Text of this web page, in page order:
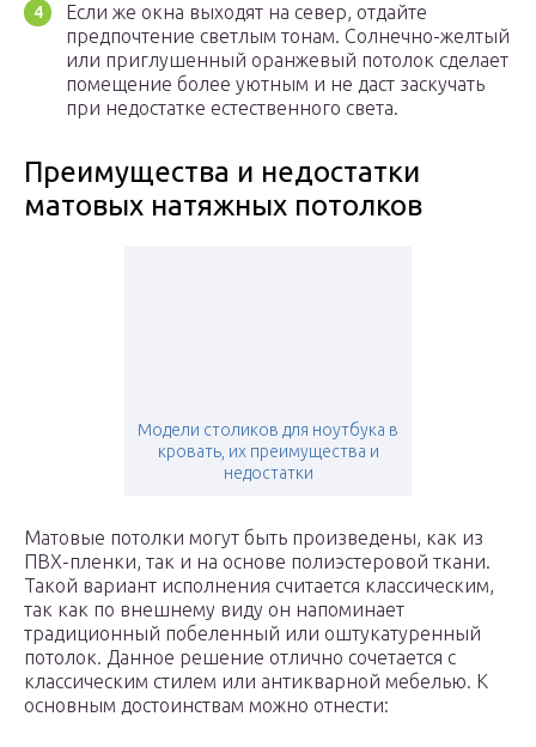
Если же окна выходят на север, отдайте
предпочтение светлым тонам. Солнечно-желтый
или приглушенный оранжевый потолок сделает
помещение более уютным и не даст заскучать
при недостатке естественного света.
Преимущества и недостатки
матовых натяжных потолков
Модели столиков для ноутбука в
кровать, их преимущества и
недостатки
Матовые потолки могут быть произведены, как из
ПВХ-пленки, так и на основе полиэстеровой ткани.
Такой вариант исполнения считается классическим,
так как по внешнему виду он напоминает
традиционный побеленный или оштукатуренный
потолок. Данное решение отлично сочетается с
классическим стилем или антикварной мебелью. К
основным достоинствам можно отнести: